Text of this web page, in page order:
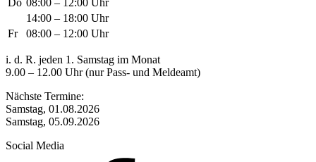
14:00 – 18:00 Uhr
Fr
08:00 – 12:00 Uhr
i. d. R. jeden 1. Samstag im Monat
9.00 – 12.00 Uhr (nur Pass- und Meldeamt)
Nächste Termine:
Samstag, 01.08.2026
Samstag, 05.09.2026
Social Media